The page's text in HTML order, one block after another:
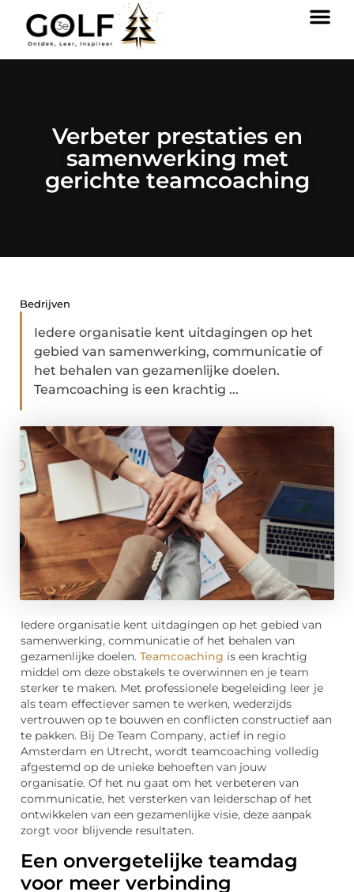
Verbeter prestaties en
samenwerking met
gerichte teamcoaching
Bedrijven
Iedere organisatie kent uitdagingen op het
gebied van samenwerking, communicatie of
het behalen van gezamenlijke doelen.
Teamcoaching is een krachtig ...
Iedere organisatie kent uitdagingen op het gebied van
samenwerking, communicatie of het behalen van
gezamenlijke doelen. Teamcoaching is een krachtig
middel om deze obstakels te overwinnen en je team
sterker te maken. Met professionele begeleiding leer je
als team effectiever samen te werken, wederzijds
vertrouwen op te bouwen en conflicten constructief aan
te pakken. Bij De Team Company, actief in regio
Amsterdam en Utrecht, wordt teamcoaching volledig
afgestemd op de unieke behoeften van jouw
organisatie. Of het nu gaat om het verbeteren van
communicatie, het versterken van leiderschap of het
ontwikkelen van een gezamenlijke visie, deze aanpak
zorgt voor blijvende resultaten.
Een onvergetelijke teamdag
voor meer verbinding